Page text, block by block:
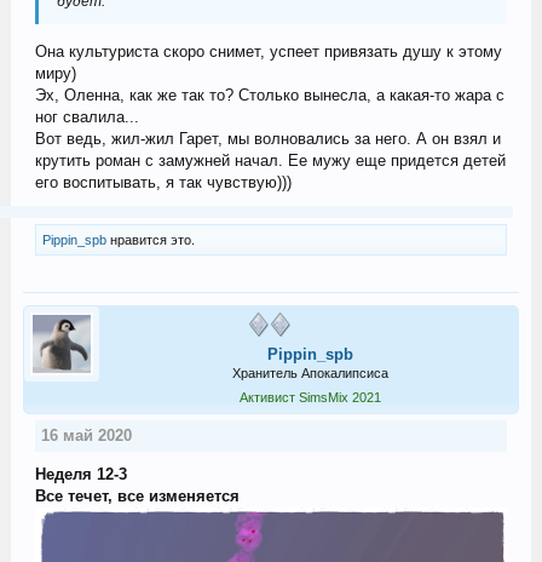
Она культуриста скоро снимет, успеет привязать душу к этому
миру)
Эх, Оленна, как же так то? Столько вынесла, а какая-то жара с
ног свалила...
Вот ведь, жил-жил Гарет, мы волновались за него. А он взял и
крутить роман с замужней начал. Ее мужу еще придется детей
его воспитывать, я так чувствую)))
Pippin_spbнравится это.
Pippin_spb
Хранитель Апокалипсиса
Активист SimsMix 2021
16 май 2020
Неделя 12-3
Все течет, все изменяется